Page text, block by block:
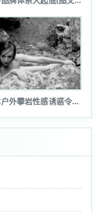
女子裸体户外攀岩性感诱惑令人瞠目(图...